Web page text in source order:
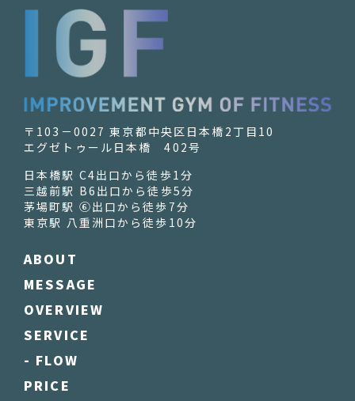
〒103－0027 東京都中央区日本橋2丁目10
エグゼトゥール日本橋 402号
日本橋駅 C4出口から徒歩1分
三越前駅 B6出口から徒歩5分
茅場町駅 ⑥出口から徒歩7分
東京駅 八重洲口から徒歩10分
ABOUT
MESSAGE
OVERVIEW
SERVICE
- FLOW
PRICE